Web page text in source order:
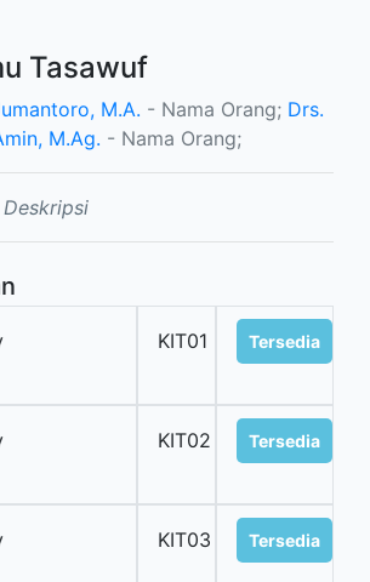
Tasawuf
M.A. - Nama Orang; Drs.
M.Ag. - Nama Orang;
KIT01 Tersedia
KIT02 Tersedia
KIT03 Tersedia